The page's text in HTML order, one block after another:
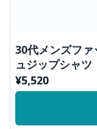
30代メンズフ
ュジップシャツ
¥5,520